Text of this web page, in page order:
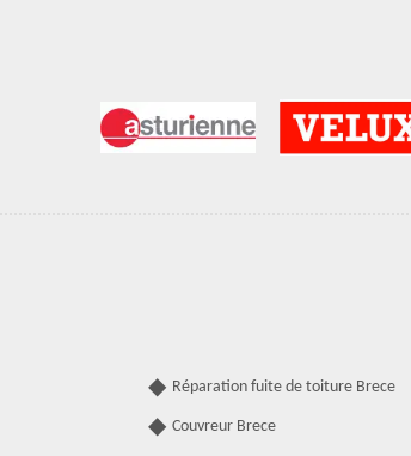
Réparation fuite de toiture Brece
Couvreur Brece